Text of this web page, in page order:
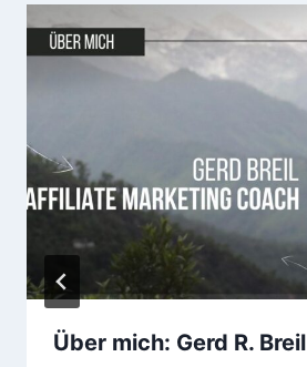
g
s
a
v
g
Über mich: Gerd R. Breil